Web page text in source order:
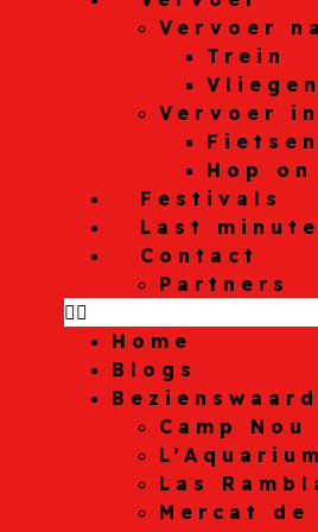
Vervoer
Trein
Vliegen
Vervoer
Fietsen
Hop
Festivals
Last minute
Contact
Partners
Home
Blogs
Camp Nou
L’Aquarium
Las
Mercat